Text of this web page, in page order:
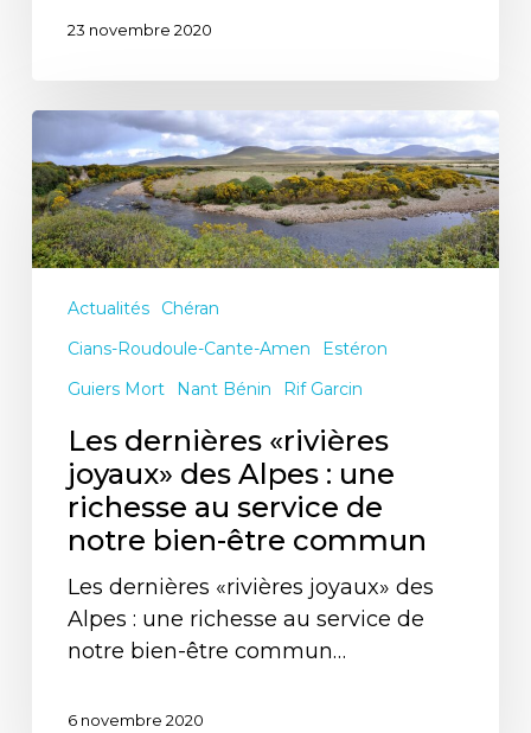
23 novembre 2020
dernières
«rivières
joyaux»
des
une
richesse
service
notre
bien-
être
commun
Actualités
Chéran
Cians-Roudoule-Cante-Amen
Estéron
Guiers Mort
Nant Bénin Rif Garcin
Les dernières «rivières
joyaux» des Alpes : une
richesse au service de
notre bien-être commun
Les dernières «rivières joyaux» des
Alpes : une richesse au service de
notre bien-être commun…
6 novembre 2020